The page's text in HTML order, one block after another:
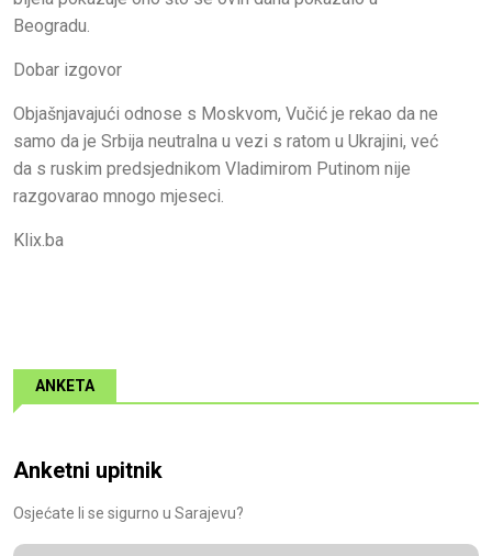
Beogradu.
Dobar izgovor
Objašnjavajući odnose s Moskvom, Vučić je rekao da ne
samo da je Srbija neutralna u vezi s ratom u Ukrajini, već
da s ruskim predsjednikom Vladimirom Putinom nije
razgovarao mnogo mjeseci.
Klix.ba
ANKETA
Anketni upitnik
Osjećate li se sigurno u Sarajevu?